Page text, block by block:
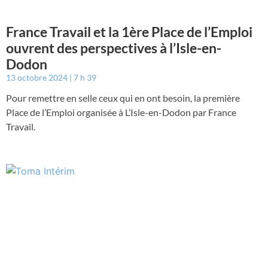
France Travail et la 1ère Place de l’Emploi
ouvrent des perspectives à l’Isle-en-
Dodon
13 octobre 2024 7 h 39
Pour remettre en selle ceux qui en ont besoin, la première
Place de l’Emploi organisée à L’Isle-en-Dodon par France
Travail.